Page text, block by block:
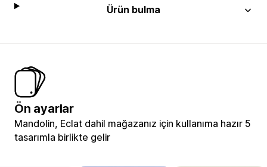
Ürün bulma
Ön ayarlar
Mandolin, Eclat dahil mağazanız için kullanıma hazır 5
tasarımla birlikte gelir